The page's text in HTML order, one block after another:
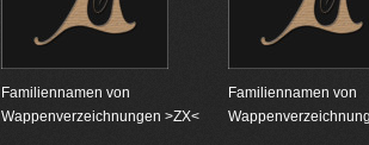
Familiennamen von
Wappenverzeichnungen >ZX<
Familiennamen von